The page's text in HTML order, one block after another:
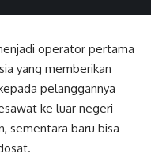
operator pertama
yang memberikan
pelanggannya
ke luar negeri
sementara baru bisa